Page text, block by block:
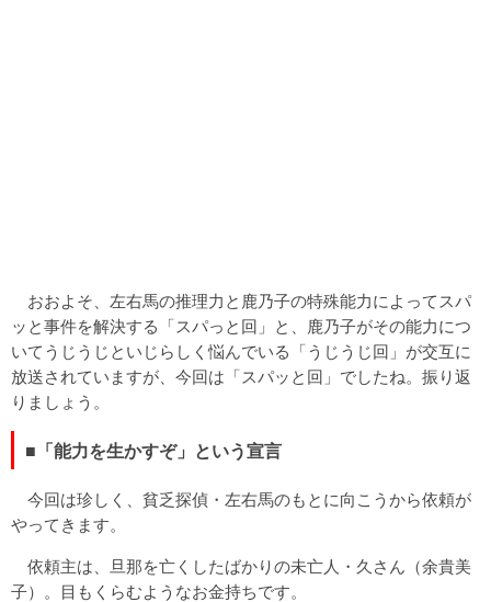
おおよそ、左右馬の推理力と鹿乃子の特殊能力によってスパ
ッと事件を解決する「スパっと回」と、鹿乃子がその能力につ
いてうじうじといじらしく悩んでいる「うじうじ回」が交互に
放送されていますが、今回は「スパッと回」でしたね。振り返
りましょう。
■「能力を生かすぞ」という宣言
今回は珍しく、貧乏探偵・左右馬のもとに向こうから依頼が
やってきます。
依頼主は、旦那を亡くしたばかりの未亡人・久さん（余貴美
子）。目もくらむようなお金持ちです。